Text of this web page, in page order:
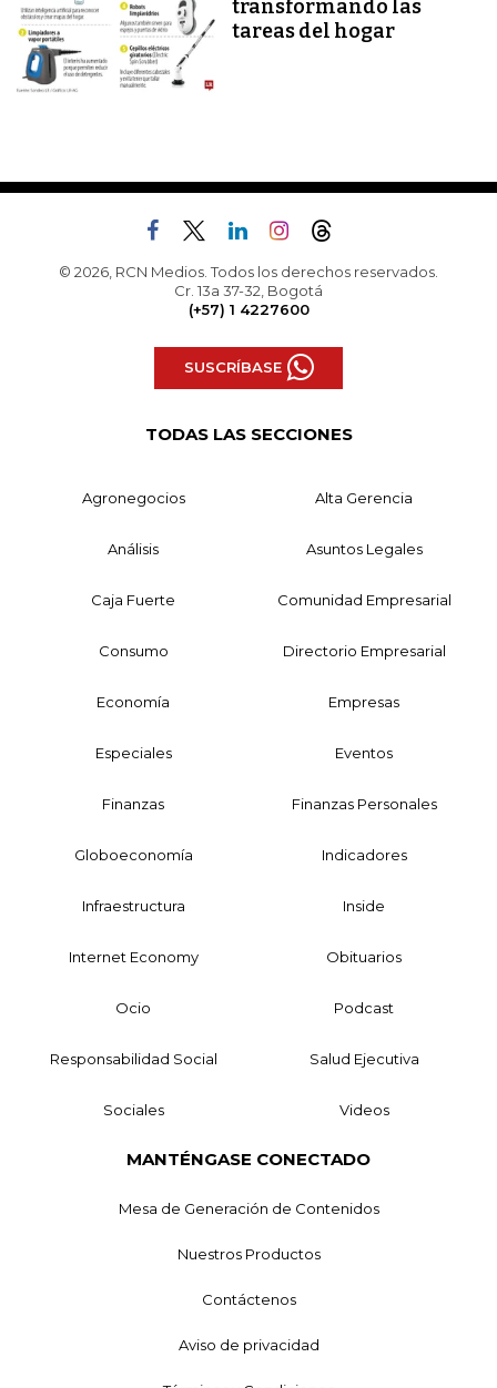
transformando las
tareas del hogar
© 2026, RCN Medios. Todos los derechos reservados.
Cr. 13a 37-32, Bogotá
(+57) 1 4227600
SUSCRÍBASE
TODAS LAS SECCIONES
Agronegocios Alta Gerencia
Análisis Asuntos Legales
Caja Fuerte Comunidad Empresarial
Consumo Directorio Empresarial
Economía Empresas
Especiales Eventos
Finanzas Finanzas Personales
Globoeconomía Indicadores
Infraestructura Inside
Internet Economy Obituarios
Ocio Podcast
Responsabilidad Social Salud Ejecutiva
Sociales Videos
MANTÉNGASE CONECTADO
Mesa de Generación de Contenidos
Nuestros Productos
Contáctenos
Aviso de privacidad